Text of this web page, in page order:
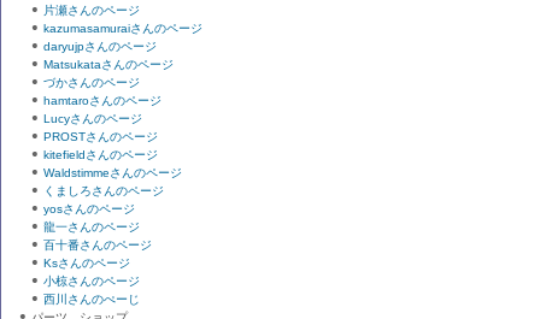
片瀬さんのページ
kazumasamuraiさんのページ
daryujpさんのページ
Matsukataさんのページ
づかさんのページ
hamtaroさんのページ
Lucyさんのページ
PROSTさんのページ
kitefieldさんのページ
Waldstimmeさんのページ
くましろさんのページ
yosさんのページ
龍一さんのページ
百十番さんのページ
Ksさんのページ
小椋さんのページ
西川さんのぺーじ